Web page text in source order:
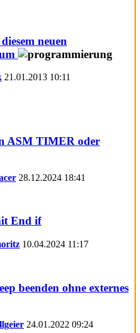
neuen
21.01.2013 10:11
ASM TIMER oder
28.12.2024 18:41
End if
10.04.2024 11:17
beenden ohne externes
24.01.2022 09:24